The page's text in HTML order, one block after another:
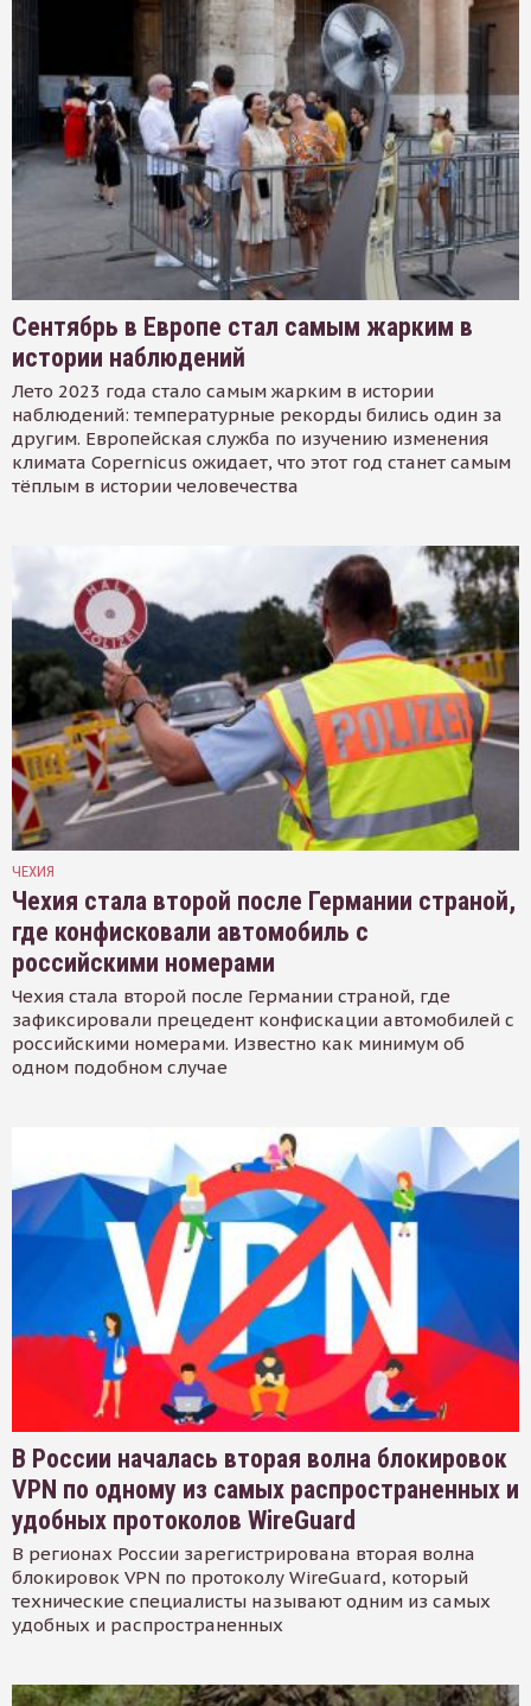
Сентябрь в Европе стал самым жарким в
истории наблюдений
Лето 2023 года стало самым жарким в истории
наблюдений: температурные рекорды бились один за
другим. Европейская служба по изучению изменения
климата Copernicus ожидает, что этот год станет самым
тёплым в истории человечества
ЧЕХИЯ
Чехия стала второй после Германии страной,
где конфисковали автомобиль с
российскими номерами
Чехия стала второй после Германии страной, где
зафиксировали прецедент конфискации автомобилей с
российскими номерами. Известно как минимум об
одном подобном случае
В России началась вторая волна блокировок
VPN по одному из самых распространенных и
удобных протоколов WireGuard
В регионах России зарегистрирована вторая волна
блокировок VPN по протоколу WireGuard, который
технические специалисты называют одним из самых
удобных и распространенных